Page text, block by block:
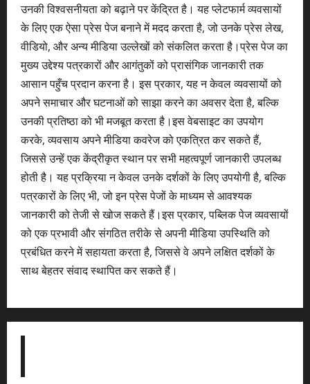
उनकी विश्वसनीयता को बढ़ाने पर केंद्रित है। यह प्लेटफार्म व्यवसायों
के लिए एक ऐसा प्रेस पेज बनाने में मदद करता है, जो उनके प्रेस लेख,
वीडियो, और अन्य मीडिया उल्लेखों को संकलित करता है।प्रेस पेज का
मुख्य उद्देश्य पत्रकारों और आगंतुकों को प्रासंगिक जानकारी तक
आसान पहुँच प्रदान करना है। इस प्रकार, यह न केवल व्यवसायों को
अपने समाचार और घटनाओं को साझा करने का अवसर देता है, बल्कि
उनकी प्रतिष्ठा को भी मजबूत करता है।इस वेबसाइट का उपयोग
करके, व्यवसाय अपने मीडिया कवरेज को एकत्रित कर सकते हैं,
जिससे उन्हें एक केंद्रीकृत स्थान पर सभी महत्वपूर्ण जानकारी उपलब्ध
होती है। यह प्रक्रिया न केवल उनके दर्शकों के लिए उपयोगी है, बल्कि
पत्रकारों के लिए भी, जो इन प्रेस पेजों के माध्यम से आवश्यक
जानकारी को तेजी से खोज सकते हैं।इस प्रकार, पब्लिक पेज व्यवसायों
को एक प्रभावी और संगठित तरीके से अपनी मीडिया उपस्थिति को
प्रबंधित करने में सहायता करता है, जिससे वे अपने लक्षित दर्शकों के
साथ बेहतर संवाद स्थापित कर सकते हैं।